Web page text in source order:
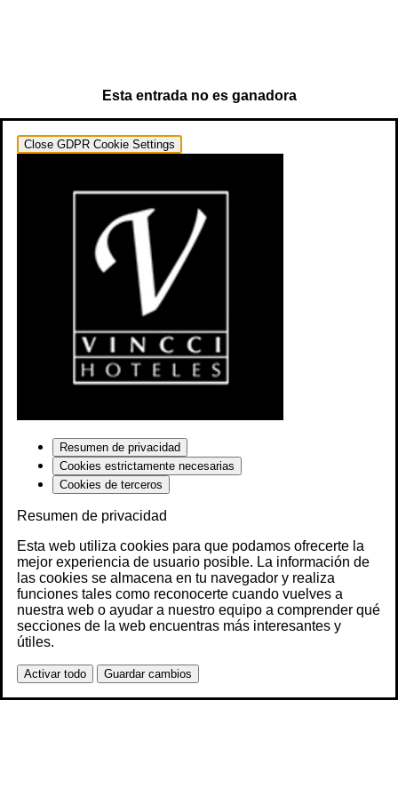
Esta entrada no es ganadora
Close GDPR Cookie Settings
Resumen de privacidad
Cookies estrictamente necesarias
Cookies de terceros
Resumen de privacidad
Esta web utiliza cookies para que podamos ofrecerte la
mejor experiencia de usuario posible. La información de
las cookies se almacena en tu navegador y realiza
funciones tales como reconocerte cuando vuelves a
nuestra web o ayudar a nuestro equipo a comprender qué
secciones de la web encuentras más interesantes y
útiles.
Activar todo Guardar cambios